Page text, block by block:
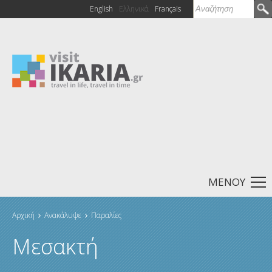
Φόρμα
Αναζήτηση
English Ελληνικά Français
ΜΕΝΟΥ
Είστε εδώ
Αρχική Ανακάλυψε Παραλίες
Μεσακτή